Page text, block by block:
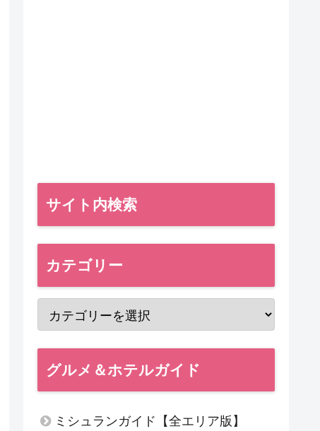
サイト内検索
カテゴリー
グルメ＆ホテルガイド
ミシュランガイド【全エリア版】